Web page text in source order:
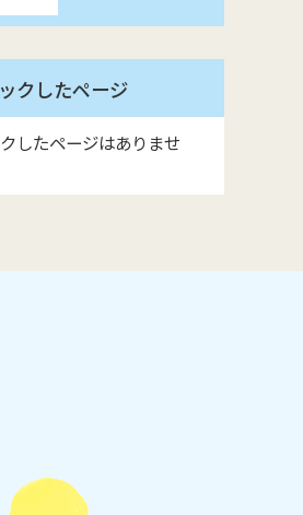
クしたページ
したページはありませ